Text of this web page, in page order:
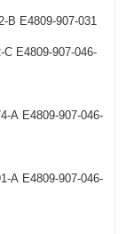
B E4809-907-031
C E4809-907-046-
A E4809-907-046-
A E4809-907-046-